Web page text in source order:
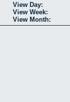
View Day:
View Week:
View Month: